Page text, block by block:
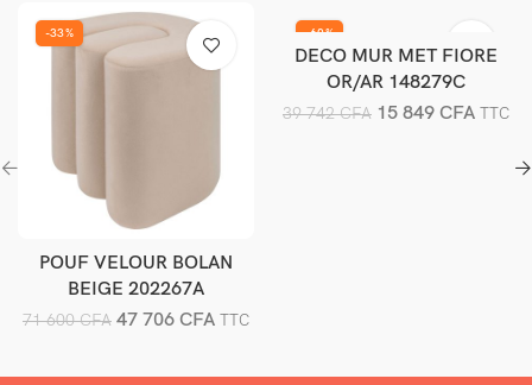
-33%
Ajouter au panier
POUF VELOUR BOLAN
BEIGE 202267A
71 600CFA 47 706 CFA TTC
-60%
Ajouter au panier
DECO MUR MET FIORE
OR/AR 148279C
39 742CFA 15 849 CFA TTC